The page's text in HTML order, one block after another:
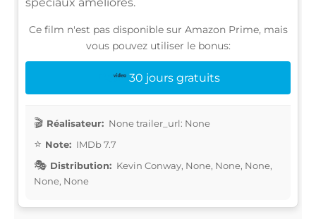
Ce film n'est pas disponible sur Amazon Prime, mais
vous pouvez utiliser le bonus:
30 jours gratuits
Réalisateur: None trailer_url: None
Note: IMDb 7.7
Distribution: Kevin Conway, None, None, None,
None, None